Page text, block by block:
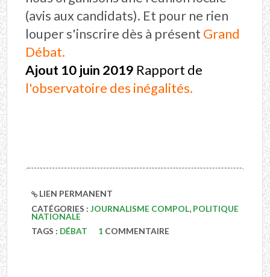
(avis aux candidats). Et pour ne rien
louper s'inscrire dès à présent Grand
Débat.
Ajout 10 juin 2019 Rapport de
l'observatoire des inégalités.
LIEN PERMANENT
CATÉGORIES : JOURNALISME COMPOL, POLITIQUE
NATIONALE
TAGS : DÉBAT 1 COMMENTAIRE